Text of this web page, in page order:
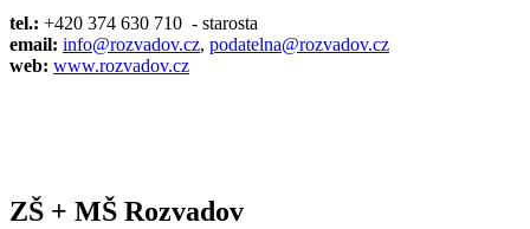
tel.: +420 374 630 710 - starosta
email: info@rozvadov.cz, podatelna@rozvadov.cz
web: www.rozvadov.cz
ZŠ + MŠ Rozvadov